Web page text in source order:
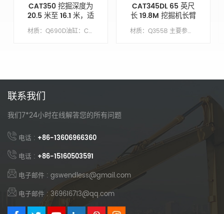
CAT350 挖掘深度为
20.5 米至 16.1 米，适
用于开挖/平整和拆除
作业。 材质：Q690D油缸：CAT325铲斗/140-200臂繁荣：1160万臂长：8.9 米铲斗：0.7 立方米标准土方铲斗 / 1.0 立方米泥浆铲斗（平整）底漆/涂层：喷涂富锌底漆
CAT345DL 65 英尺
长 19.8M 挖掘机长臂
材质：Q355B 主要参数 模型 电脑200 动臂长度 38英尺 臂长 27英尺 铲斗容积/M&sup3; 0.4 配重 3吨
联系我们
我们7*24小时在线解答您的所有问题
电话 : +86-13606966360
电话 : +86-15160503591
电子邮件 : gswendless@gmail.com
电子邮件 : 369616713@qq.com